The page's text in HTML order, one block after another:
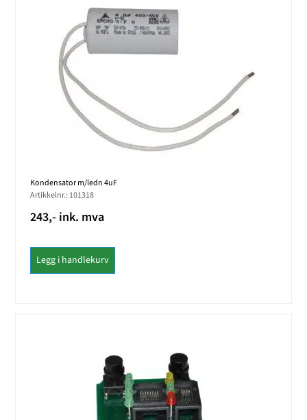
Kondensator m/ledn 4uF
Artikkelnr.: 101318
243,- ink. mva
Legg i handlekurv